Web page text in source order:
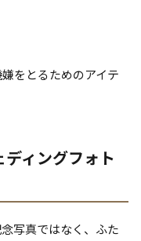
をとるためのアイテ
ィングフォト
写真ではなく、ふた